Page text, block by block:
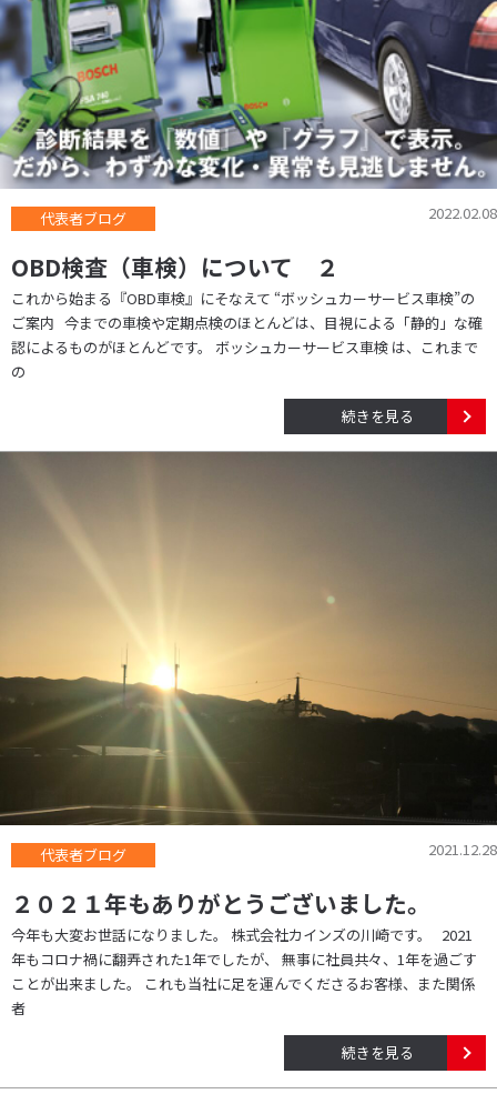
2022.02.08
代表者ブログ
OBD検査（車検）について ２
これから始まる『OBD車検』にそなえて “ボッシュカーサービス車検”の
ご案内 今までの車検や定期点検のほとんどは、目視による「静的」な確
認によるものがほとんどです。 ボッシュカーサービス車検 は、これまで
の
続きを見る
2021.12.28
代表者ブログ
２０２１年もありがとうございました。
今年も大変お世話になりました。 株式会社カインズの川崎です。 2021
年もコロナ禍に翻弄された1年でしたが、 無事に社員共々、1年を過ごす
ことが出来ました。 これも当社に足を運んでくださるお客様、また関係
者
続きを見る